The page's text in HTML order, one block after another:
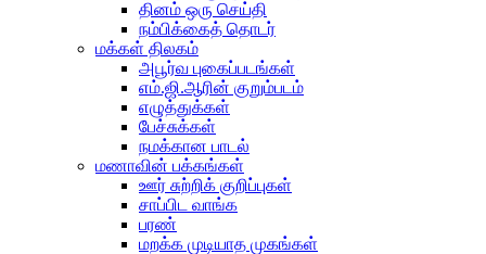
தினம் ஒரு செய்தி
நம்பிக்கைத் தொடர்
மக்கள் திலகம்
அபூர்வ புகைப்படங்கள்
எம்.ஜி.ஆரின் குறும்படம்
எழுத்துக்கள்
பேச்சுக்கள்
நமக்கான பாடல்
மணாவின் பக்கங்கள்
ஊர் சுற்றிக் குறிப்புகள்
சாப்பிட வாங்க
பரண்
மறக்க முடியாத முகங்கள்